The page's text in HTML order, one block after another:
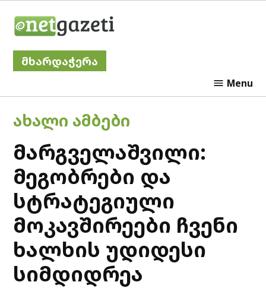
მხარდაჭერა
Menu
POSTED
IN
ᲐᲮᲐᲚᲘ ᲐᲛᲑᲔᲑᲘ
მარგველაშვილი:
მეგობრები და
სტრატეგიული
მოკავშირეები ჩვენი
ხალხის უდიდესი
სიმდიდრეა